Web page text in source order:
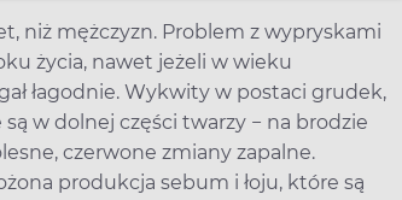
niż mężczyzn. Problem z wypryskami
życia, nawet jeżeli w wieku
łagodnie. Wykwity w postaci grudek,
w dolnej części twarzy − na brodzie
czerwone zmiany zapalne.
produkcja sebum i łoju, które są